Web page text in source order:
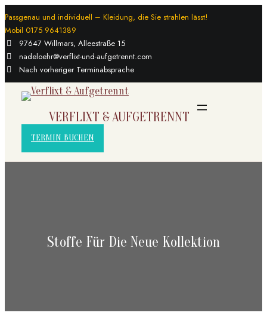
Zum
Inhalt
springen
Passgenau und individuell – Kleidung, die Sie strahlen lässt!
Mobil 0175 9641389
97647 Willmars, Alleestraße 15
nadeloehr@verflixt-und-aufgetrennt.com
Nach vorheriger Terminabsprache
VERFLIXT & AUFGETRENNT
TERMIN BUCHEN
Stoffe Für Die Neue Kollektion